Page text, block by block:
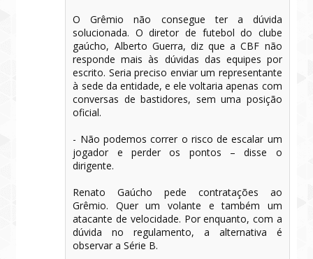
O Grêmio não consegue ter a dúvida
solucionada. O diretor de futebol do clube
gaúcho, Alberto Guerra, diz que a CBF não
responde mais às dúvidas das equipes por
escrito. Seria preciso enviar um representante
à sede da entidade, e ele voltaria apenas com
conversas de bastidores, sem uma posição
oficial.
- Não podemos correr o risco de escalar um
jogador e perder os pontos – disse o
dirigente.
Renato Gaúcho pede contratações ao
Grêmio. Quer um volante e também um
atacante de velocidade. Por enquanto, com a
dúvida no regulamento, a alternativa é
observar a Série B.